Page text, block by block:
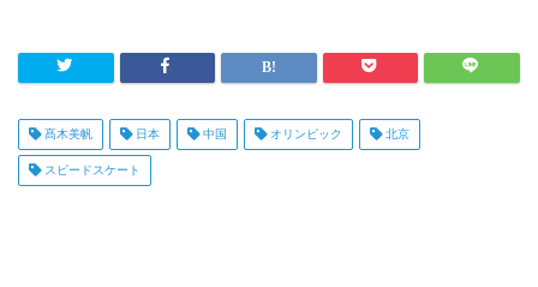
髙木美帆 日本 中国 オリンピック 北京
スピードスケート